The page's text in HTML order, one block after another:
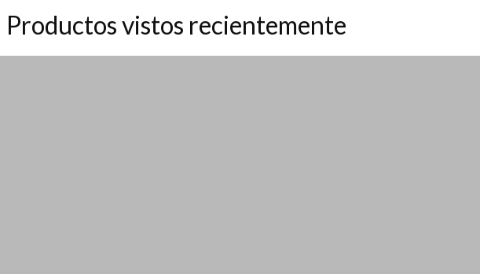
Productos vistos recientemente